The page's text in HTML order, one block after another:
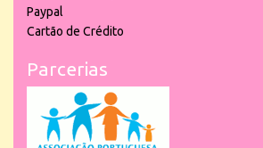
Paypal
Cartão de Crédito
Parcerias